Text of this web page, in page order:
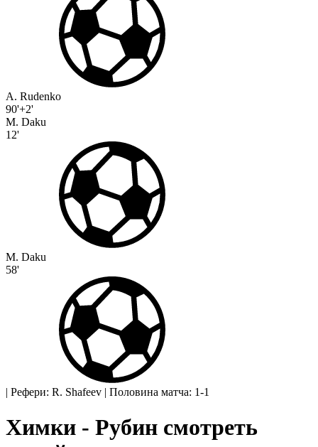
A. Rudenko
90'+2'
M. Daku
12'
M. Daku
58'
| Рефери: R. Shafeev | Половина матча: 1-1
Химки - Рубин смотреть